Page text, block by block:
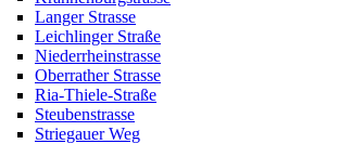
Langer Strasse
Leichlinger Straße
Niederrheinstrasse
Oberrather Strasse
Ria-Thiele-Straße
Steubenstrasse
Striegauer Weg